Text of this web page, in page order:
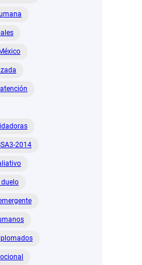
2014
duelo